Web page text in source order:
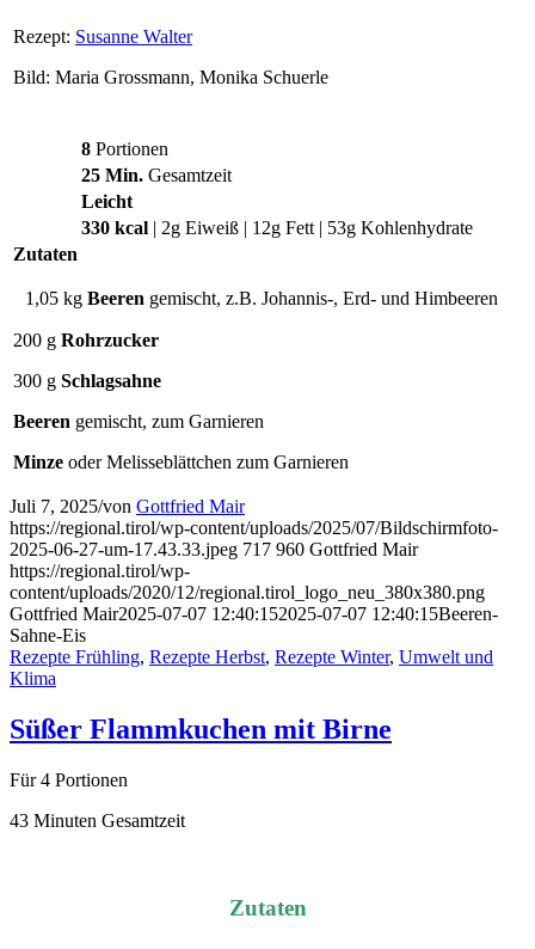
Rezept: Susanne Walter
Bild: Maria Grossmann, Monika Schuerle
8 Portionen
25 Min. Gesamtzeit
Leicht
330 kcal | 2g Eiweiß | 12g Fett | 53g Kohlenhydrate
Zutaten
1,05 kg Beeren gemischt, z.B. Johannis-, Erd- und Himbeeren
200 g Rohrzucker
300 g Schlagsahne
Beeren gemischt, zum Garnieren
Minze oder Melisseblättchen zum Garnieren
Juli 7, 2025/von Gottfried Mair
https://regional.tirol/wp-content/uploads/2025/07/Bildschirmfoto-
2025-06-27-um-17.43.33.jpeg 717 960 Gottfried Mair
https://regional.tirol/wp-
content/uploads/2020/12/regional.tirol_logo_neu_380x380.png
Gottfried Mair2025-07-07 12:40:152025-07-07 12:40:15Beeren-
Sahne-Eis
Rezepte Frühling, Rezepte Herbst, Rezepte Winter, Umwelt und
Klima
Süßer Flammkuchen mit Birne
Für 4 Portionen
43 Minuten Gesamtzeit
Zutaten